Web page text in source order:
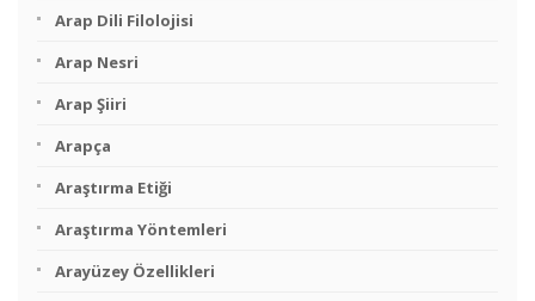
Arap Dili Filolojisi
Arap Nesri
Arap Şiiri
Arapça
Araştırma Etiği
Araştırma Yöntemleri
Arayüzey Özellikleri